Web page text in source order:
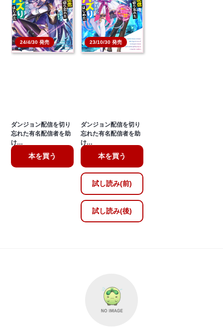
24/4/30 発売
ダンジョン配信を切り
忘れた有名配信者を助
け…
本を買う
23/10/30 発売
ダンジョン配信を切り
忘れた有名配信者を助
け…
本を買う
試し読み(前)
試し読み(後)